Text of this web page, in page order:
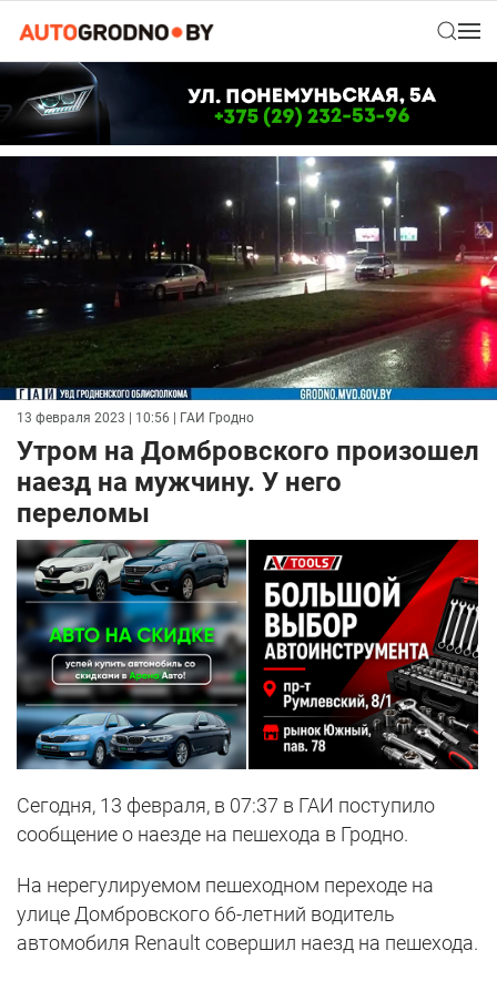
13 февраля 2023 | 10:56 | ГАИ Гродно
Утром на Домбровского произошел
наезд на мужчину. У него
переломы
Сегодня, 13 февраля, в 07:37 в ГАИ поступило
сообщение о наезде на пешехода в Гродно.
На нерегулируемом пешеходном переходе на
улице Домбровского 66-летний водитель
автомобиля Renault совершил наезд на пешехода.